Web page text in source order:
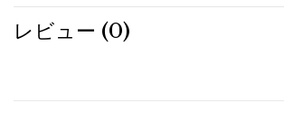
レビュー (0)